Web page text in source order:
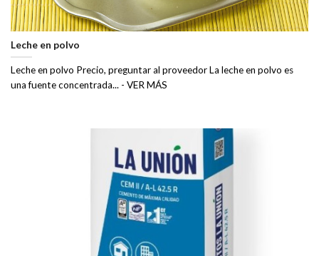
Leche en polvo
Leche en polvo Precio, preguntar al proveedor La leche en polvo es
una fuente concentrada... - VER MÁS